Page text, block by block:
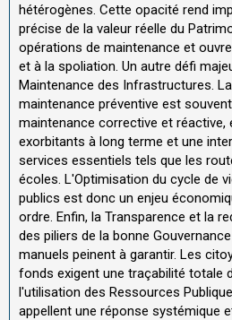
hétérogènes. Cette opacité rend
précise de la valeur réelle du
opérations de maintenance et
et à la spoliation. Un autre défi
Maintenance des Infrastructures.
maintenance préventive est
maintenance corrective et réactive,
exorbitants à long terme et une
services essentiels tels que les
écoles. L'Optimisation du cycle de
publics est donc un enjeu
ordre. Enfin, la Transparence et la
des piliers de la bonne
manuels peinent à garantir. Les
fonds exigent une traçabilité totale
l'utilisation des Ressources
appellent une réponse systémique